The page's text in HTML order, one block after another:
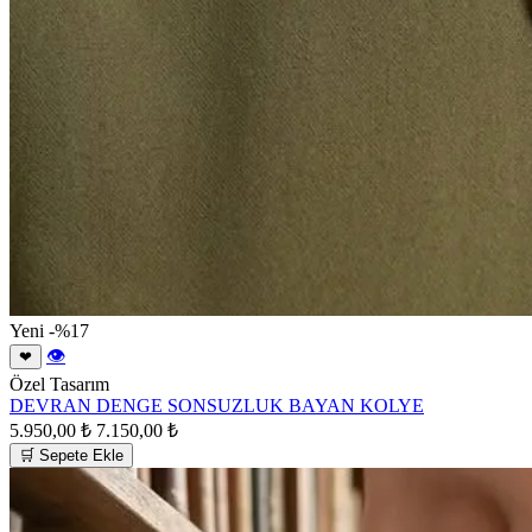
Yeni -%17
❤
👁
Özel Tasarım
DEVRAN DENGE SONSUZLUK BAYAN KOLYE
5.950,00 ₺ 7.150,00 ₺
🛒 Sepete Ekle